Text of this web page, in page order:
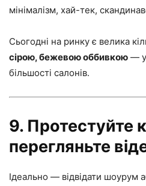
мінімалізм, хай-тек,
Сьогодні на ринку є велика
сірою, бежевою оббивкою —
більшості салонів.
9. Протестуйте
перегляньте
Ідеально — відвідати шоурум